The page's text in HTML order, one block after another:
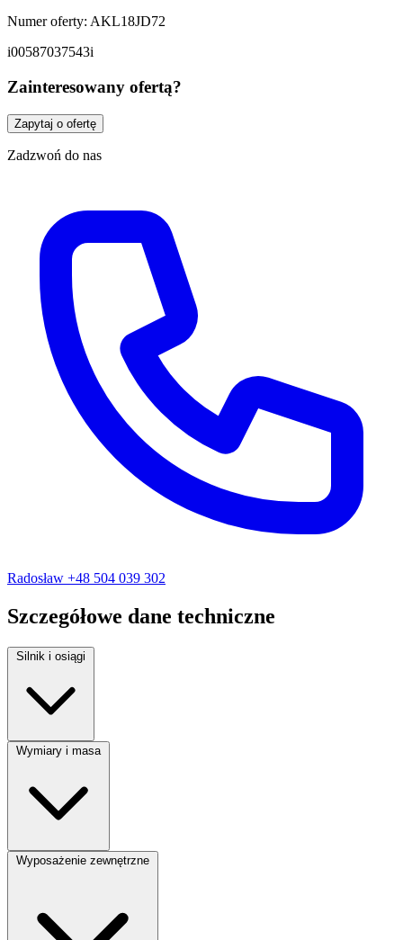
Numer oferty: AKL18JD72
i00587037543i
Zainteresowany ofertą?
Zapytaj o ofertę
Zadzwoń do nas
Radosław +48 504 039 302
Szczegółowe dane techniczne
Silnik i osiągi
Rodzaj paliwa:Benzyna
Wymiary i masa
Liczba miejsc: 5
Wyposażenie zewnętrzne